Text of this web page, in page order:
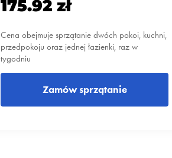
175.92 zł
Cena obejmuje sprzątanie dwóch pokoi, kuchni,
przedpokoju oraz jednej łazienki, raz w
tygodniu
Zamów sprzątanie